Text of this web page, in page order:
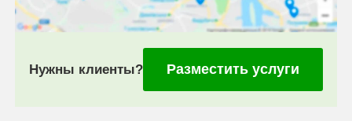
Нужны клиенты? Разместить услуги